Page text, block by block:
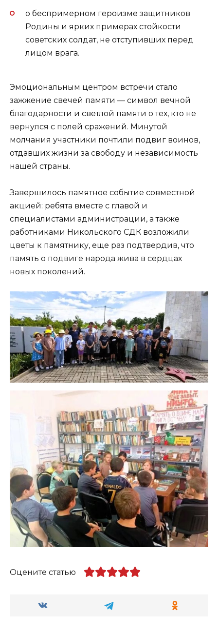
о беспримерном героизме защитников
Родины и ярких примерах стойкости
советских солдат, не отступивших перед
лицом врага.
Эмоциональным центром встречи стало
зажжение свечей памяти — символ вечной
благодарности и светлой памяти о тех, кто не
вернулся с полей сражений. Минутой
молчания участники почтили подвиг воинов,
отдавших жизни за свободу и независимость
нашей страны.
Завершилось памятное событие совместной
акцией: ребята вместе с главой и
специалистами администрации, а также
работниками Никольского СДК возложили
цветы к памятнику, еще раз подтвердив, что
память о подвиге народа жива в сердцах
новых поколений.
Оцените статью